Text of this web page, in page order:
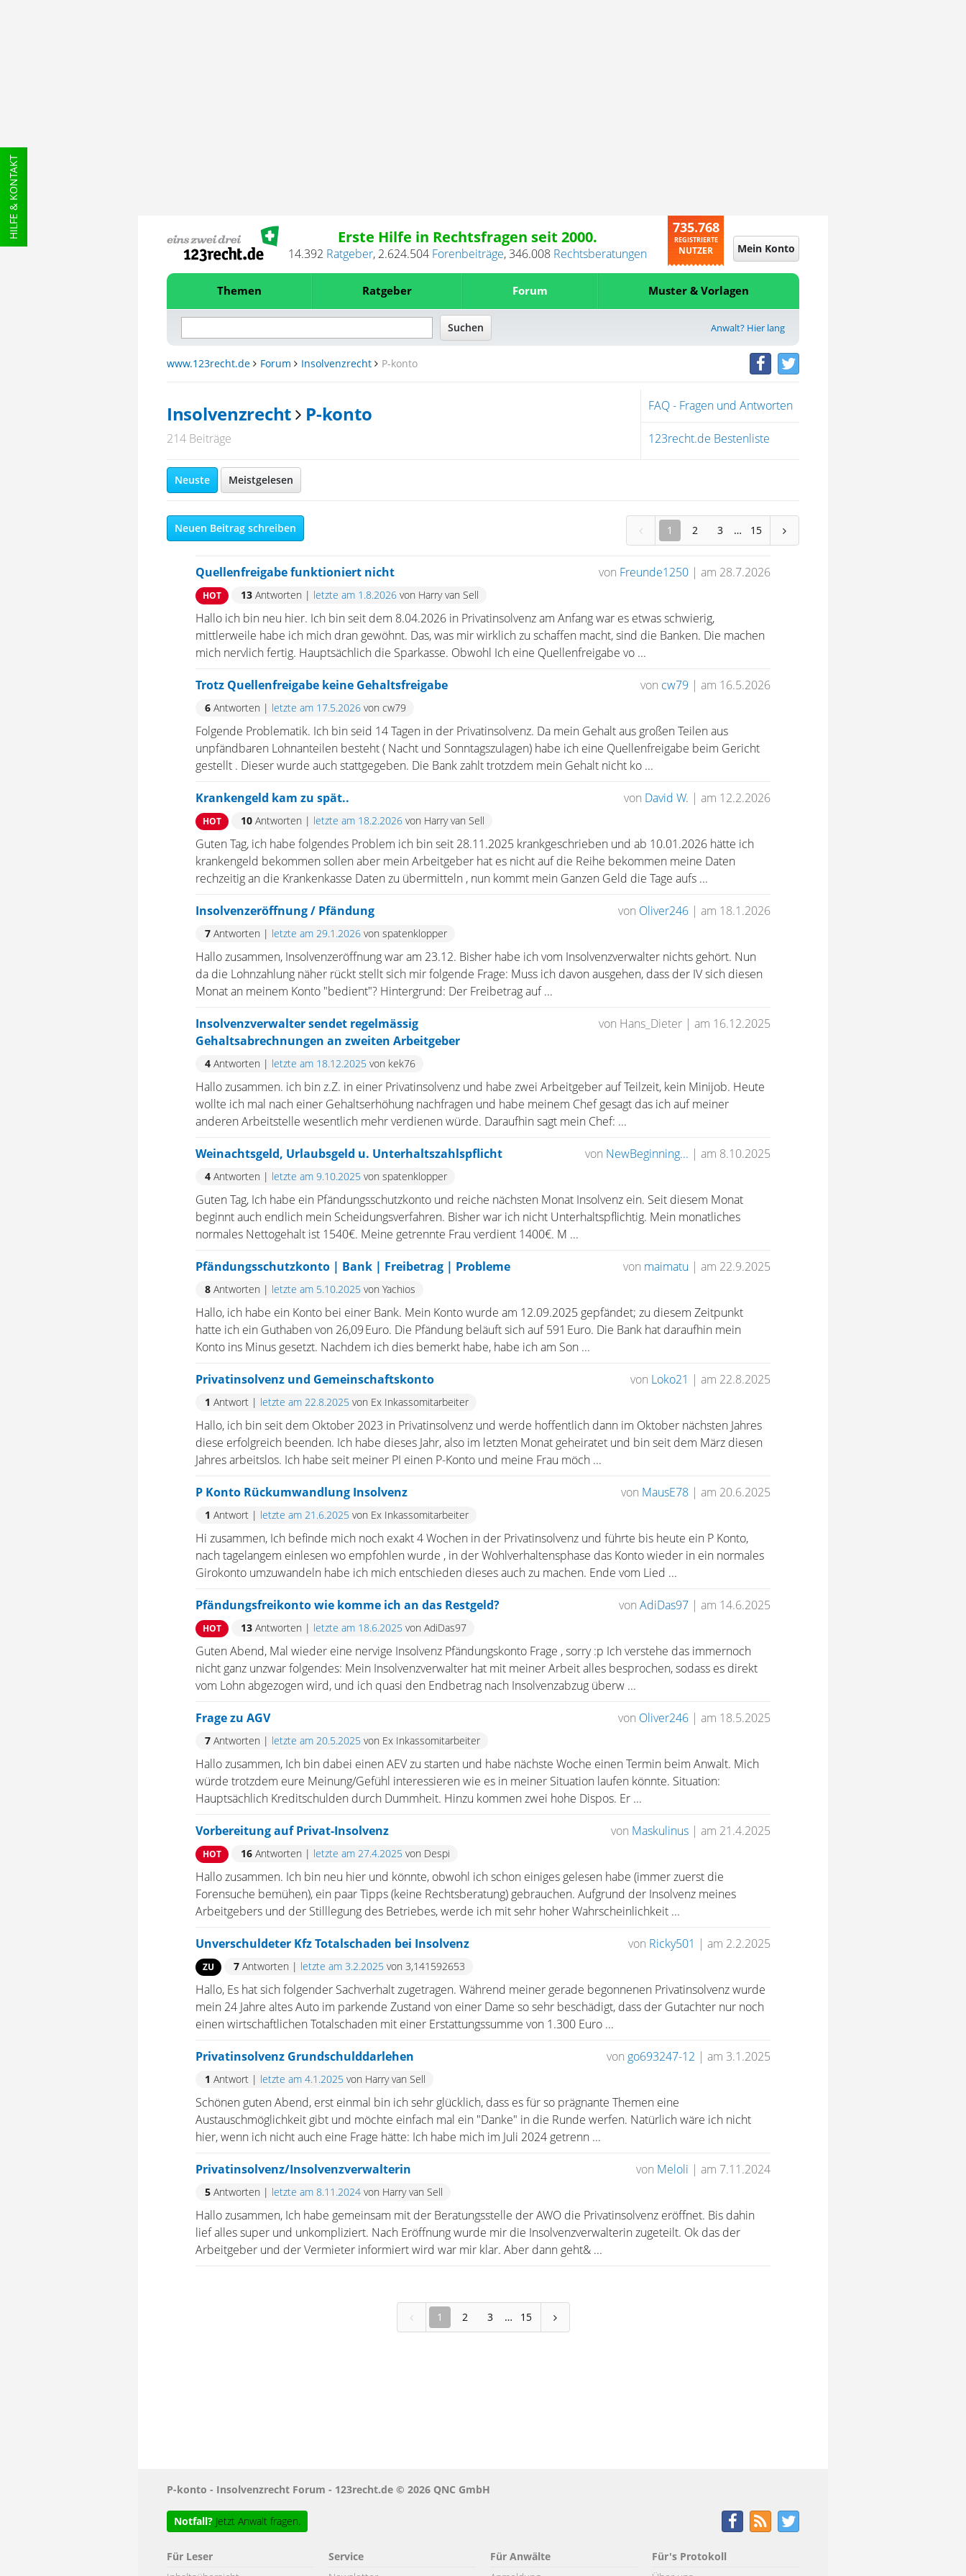
HILFE & KONTAKT Erste Hilfe in Rechtsfragen seit 2000.
14.392 Ratgeber, 2.624.504 Forenbeiträge,346.008 Rechtsberatungen
735.768
REGISTRIERTE
NUTZER Mein Konto
Themen Ratgeber Forum Muster & Vorlagen
Anwalt? Hier lang
www.123recht.de Forum Insolvenzrecht P-konto
Insolvenzrecht P-konto
214 Beiträge
FAQ - Fragen und Antworten
123recht.de Bestenliste
Neuste Meistgelesen
Neuen Beitrag schreiben 1 2 3 15
Quellenfreigabe funktioniert nicht von Freunde1250 | am 28.7.2026
HOT 13 Antworten | letzte am 1.8.2026 von Harry van Sell
Hallo ich bin neu hier. Ich bin seit dem 8.04.2026 in Privatinsolvenz am Anfang war es etwas schwierig,
mittlerweile habe ich mich dran gewöhnt. Das, was mir wirklich zu schaffen macht, sind die Banken. Die machen
mich nervlich fertig. Hauptsächlich die Sparkasse. Obwohl Ich eine Quellenfreigabe vo ...
Trotz Quellenfreigabe keine Gehaltsfreigabe von cw79 | am 16.5.2026
6 Antworten | letzte am 17.5.2026 von cw79
Folgende Problematik. Ich bin seid 14 Tagen in der Privatinsolvenz. Da mein Gehalt aus großen Teilen aus
unpfändbaren Lohnanteilen besteht ( Nacht und Sonntagszulagen) habe ich eine Quellenfreigabe beim Gericht
gestellt . Dieser wurde auch stattgegeben. Die Bank zahlt trotzdem mein Gehalt nicht ko ...
Krankengeld kam zu spät.. von David W. | am 12.2.2026
HOT 10 Antworten | letzte am 18.2.2026 von Harry van Sell
Guten Tag, ich habe folgendes Problem ich bin seit 28.11.2025 krankgeschrieben und ab 10.01.2026 hätte ich
krankengeld bekommen sollen aber mein Arbeitgeber hat es nicht auf die Reihe bekommen meine Daten
rechzeitig an die Krankenkasse Daten zu übermitteln , nun kommt mein Ganzen Geld die Tage aufs ...
Insolvenzeröffnung / Pfändung von Oliver246 | am 18.1.2026
7 Antworten | letzte am 29.1.2026 von spatenklopper
Hallo zusammen, Insolvenzeröffnung war am 23.12. Bisher habe ich vom Insolvenzverwalter nichts gehört. Nun
da die Lohnzahlung näher rückt stellt sich mir folgende Frage: Muss ich davon ausgehen, dass der IV sich diesen
Monat an meinem Konto "bedient"? Hintergrund: Der Freibetrag auf ...
Insolvenzverwalter sendet regelmässig
Gehaltsabrechnungen an zweiten Arbeitgeber
von Hans_Dieter | am 16.12.2025
4 Antworten | letzte am 18.12.2025 von kek76
Hallo zusammen. ich bin z.Z. in einer Privatinsolvenz und habe zwei Arbeitgeber auf Teilzeit, kein Minijob. Heute
wollte ich mal nach einer Gehaltserhöhung nachfragen und habe meinem Chef gesagt das ich auf meiner
anderen Arbeitstelle wesentlich mehr verdienen würde. Daraufhin sagt mein Chef: ...
Weinachtsgeld, Urlaubsgeld u. Unterhaltszahlspflicht von NewBeginning... | am 8.10.2025
4 Antworten | letzte am 9.10.2025 von spatenklopper
Guten Tag, Ich habe ein Pfändungsschutzkonto und reiche nächsten Monat Insolvenz ein. Seit diesem Monat
beginnt auch endlich mein Scheidungsverfahren. Bisher war ich nicht Unterhaltspflichtig. Mein monatliches
normales Nettogehalt ist 1540€. Meine getrennte Frau verdient 1400€. M ...
Pfändungsschutzkonto | Bank | Freibetrag | Probleme von maimatu | am 22.9.2025
8 Antworten | letzte am 5.10.2025 von Yachios
Hallo, ich habe ein Konto bei einer Bank. Mein Konto wurde am 12.09.2025 gepfändet; zu diesem Zeitpunkt
hatte ich ein Guthaben von 26,09 Euro. Die Pfändung beläuft sich auf 591 Euro. Die Bank hat daraufhin mein
Konto ins Minus gesetzt. Nachdem ich dies bemerkt habe, habe ich am Son ...
Privatinsolvenz und Gemeinschaftskonto von Loko21 | am 22.8.2025
1 Antwort | letzte am 22.8.2025 von Ex Inkassomitarbeiter
Hallo, ich bin seit dem Oktober 2023 in Privatinsolvenz und werde hoffentlich dann im Oktober nächsten Jahres
diese erfolgreich beenden. Ich habe dieses Jahr, also im letzten Monat geheiratet und bin seit dem März diesen
Jahres arbeitslos. Ich habe seit meiner PI einen P-Konto und meine Frau möch ...
P Konto Rückumwandlung Insolvenz von MausE78 | am 20.6.2025
1 Antwort | letzte am 21.6.2025 von Ex Inkassomitarbeiter
Hi zusammen, Ich befinde mich noch exakt 4 Wochen in der Privatinsolvenz und führte bis heute ein P Konto,
nach tagelangem einlesen wo empfohlen wurde , in der Wohlverhaltensphase das Konto wieder in ein normales
Girokonto umzuwandeln habe ich mich entschieden dieses auch zu machen. Ende vom Lied ...
Pfändungsfreikonto wie komme ich an das Restgeld? von AdiDas97 | am 14.6.2025
HOT 13 Antworten | letzte am 18.6.2025 von AdiDas97
Guten Abend, Mal wieder eine nervige Insolvenz Pfändungskonto Frage , sorry :p Ich verstehe das immernoch
nicht ganz unzwar folgendes: Mein Insolvenzverwalter hat mit meiner Arbeit alles besprochen, sodass es direkt
vom Lohn abgezogen wird, und ich quasi den Endbetrag nach Insolvenzabzug überw ...
Frage zu AGV von Oliver246 | am 18.5.2025
7 Antworten | letzte am 20.5.2025 von Ex Inkassomitarbeiter
Hallo zusammen, Ich bin dabei einen AEV zu starten und habe nächste Woche einen Termin beim Anwalt. Mich
würde trotzdem eure Meinung/Gefühl interessieren wie es in meiner Situation laufen könnte. Situation:
Hauptsächlich Kreditschulden durch Dummheit. Hinzu kommen zwei hohe Dispos. Er ...
Vorbereitung auf Privat-Insolvenz von Maskulinus | am 21.4.2025
HOT 16 Antworten | letzte am 27.4.2025 von Despi
Hallo zusammen. Ich bin neu hier und könnte, obwohl ich schon einiges gelesen habe (immer zuerst die
Forensuche bemühen), ein paar Tipps (keine Rechtsberatung) gebrauchen. Aufgrund der Insolvenz meines
Arbeitgebers und der Stilllegung des Betriebes, werde ich mit sehr hoher Wahrscheinlichkeit ...
Unverschuldeter Kfz Totalschaden bei Insolvenz von Ricky501 | am 2.2.2025
ZU 7 Antworten | letzte am 3.2.2025 von 3,141592653
Hallo, Es hat sich folgender Sachverhalt zugetragen. Während meiner gerade begonnenen Privatinsolvenz wurde
mein 24 Jahre altes Auto im parkende Zustand von einer Dame so sehr beschädigt, dass der Gutachter nur noch
einen wirtschaftlichen Totalschaden mit einer Erstattungssumme von 1.300 Euro ...
Privatinsolvenz Grundschulddarlehen von go693247-12 | am 3.1.2025
1 Antwort | letzte am 4.1.2025 von Harry van Sell
Schönen guten Abend, erst einmal bin ich sehr glücklich, dass es für so prägnante Themen eine
Austauschmöglichkeit gibt und möchte einfach mal ein "Danke" in die Runde werfen. Natürlich wäre ich nicht
hier, wenn ich nicht auch eine Frage hätte: Ich habe mich im Juli 2024 getrenn ...
Privatinsolvenz/Insolvenzverwalterin von Meloli | am 7.11.2024
5 Antworten | letzte am 8.11.2024 von Harry van Sell
Hallo zusammen, Ich habe gemeinsam mit der Beratungsstelle der AWO die Privatinsolvenz eröffnet. Bis dahin
lief alles super und unkompliziert. Nach Eröffnung wurde mir die Insolvenzverwalterin zugeteilt. Ok das der
Arbeitgeber und der Vermieter informiert wird war mir klar. Aber dann geht& ...
1 2 3 15
P-konto - Insolvenzrecht Forum - 123recht.de © 2026 QNC GmbH
Notfall? Jetzt Anwalt fragen.
Für Leser
Service
Für Anwälte
Für's Protokoll